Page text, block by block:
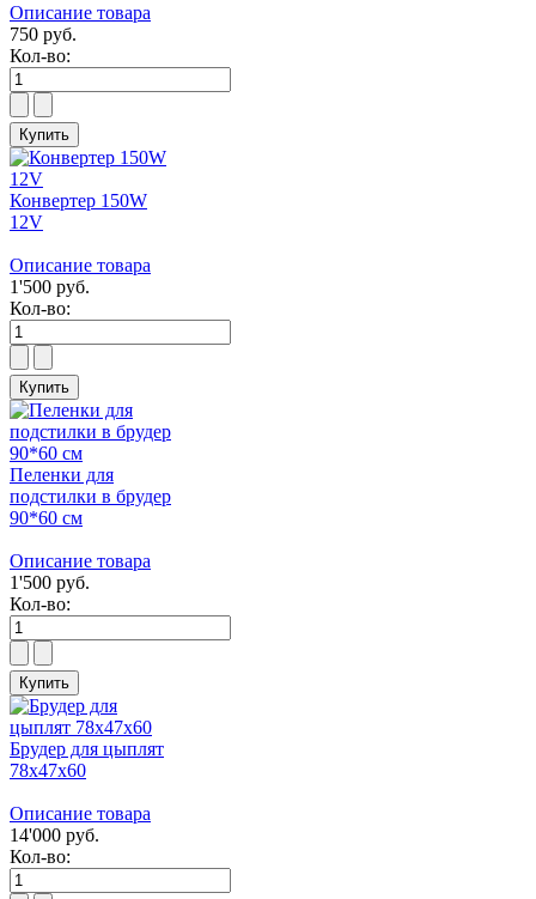
Описание товара
750 руб.
Кол-во:
Конвертер 150W
12V
Описание товара
1'500 руб.
Кол-во:
Пеленки для
подстилки в брудер
90*60 см
Описание товара
1'500 руб.
Кол-во:
Брудер для цыплят
78х47х60
Описание товара
14'000 руб.
Кол-во: